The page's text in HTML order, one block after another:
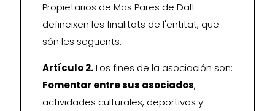
Propietarios de Mas Pares de Dalt
defineixen les finalitats de l'entitat, que
són les següents:
Artículo 2.Los fines de la asociación son:
Fomentar entre sus asociados,
actividades culturales, deportivas y